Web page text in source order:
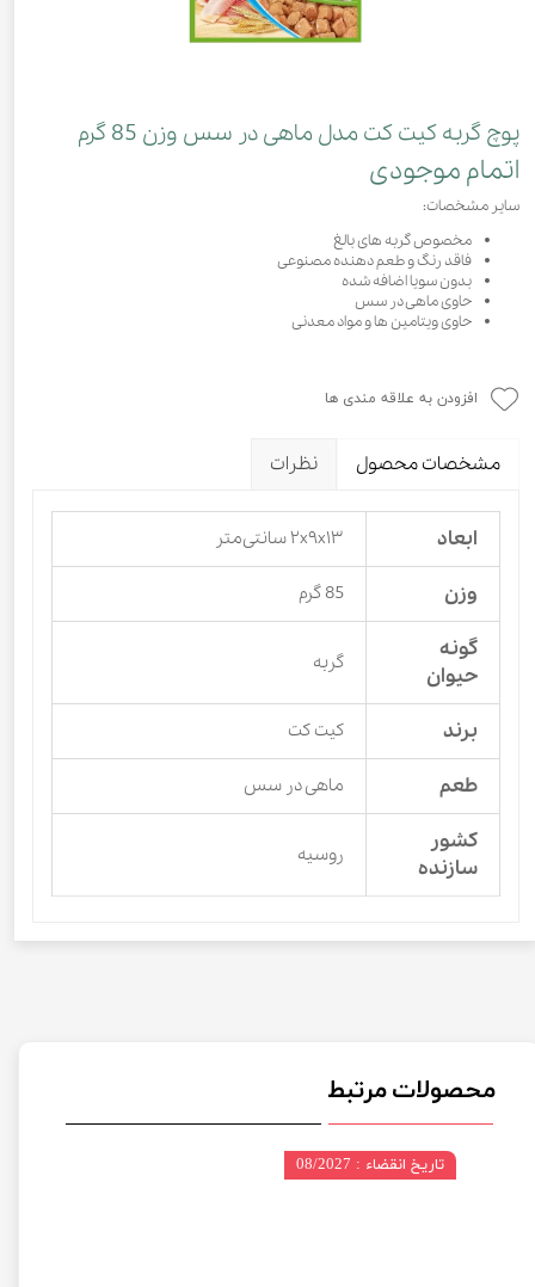
پوچ گربه کیت کت مدل ماهی در سس وزن 85 گرم
اتمام موجودی
سایر مشخصات:
مخصوص گربه های بالغ
فاقد رنگ و طعم دهنده مصنوعی
بدون سویا اضافه شده
حاوی ماهی در سس
حاوی ویتامین ها و مواد معدنی
افزودن به علاقه مندی ها
مشخصات محصول نظرات
ابعاد ۲x۹x۱۳ سانتی‌متر
وزن 85 گرم
گونه
حیوان
گربه
برند کیت کت
طعم ماهی در سس
کشور
سازنده
روسیه
محصولات مرتبط
تاریخ انقضاء : 08/2027